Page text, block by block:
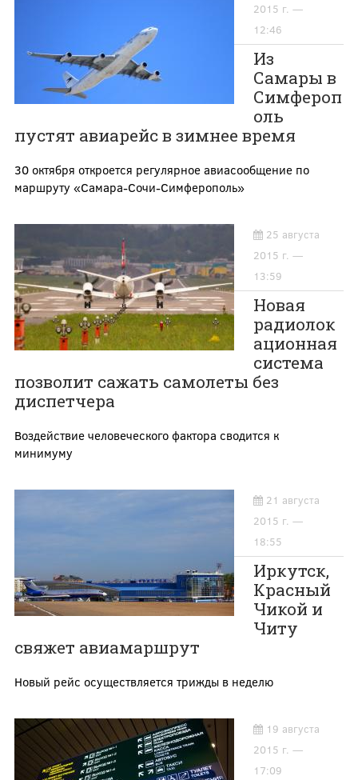
2015 г. —
12:46
Из
Самары в
Симфероп
оль
пустят авиарейс в зимнее время
30 октября откроется регулярное авиасообщение по
маршруту «Самара-Сочи-Симферополь»
25 августа
2015 г. —
13:59
Новая
радиолок
ационная
система
позволит сажать самолеты без
диспетчера
Воздействие человеческого фактора сводится к
минимуму
21 августа
2015 г. —
18:55
Иркутск,
Красный
Чикой и
Читу
свяжет авиамаршрут
Новый рейс осуществляется трижды в неделю
19 августа
2015 г. —
17:09